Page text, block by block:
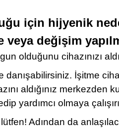
için hijyenik
değişim
olduğunu cihazınızı
İşitme
aldığınız merkezden
yardımcı olmaya
lütfen! Adından da